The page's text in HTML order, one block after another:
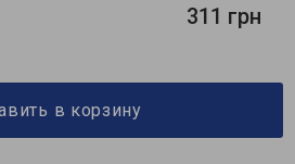
311 грн
в корзину